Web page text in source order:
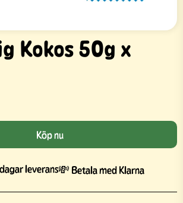
Kokos 50g x
Köp nu
leverans💸 Betala med Klarna